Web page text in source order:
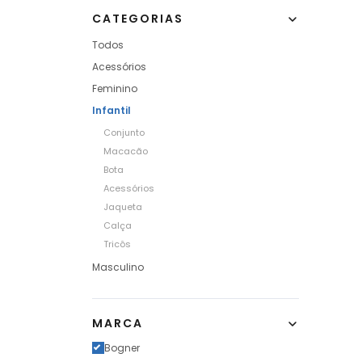
CATEGORIAS
Todos
Acessórios
Feminino
Infantil
Conjunto
Macacão
Bota
Acessórios
Jaqueta
Calça
Tricôs
Masculino
MARCA
Bogner